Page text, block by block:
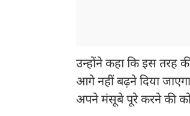
उन्होंने कहा कि इस तरह
आगे नहीं बढ़ने दिया
अपने मंसूबे पूरे करने की